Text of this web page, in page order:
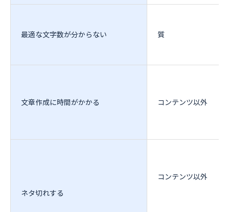
最適な文字数が分からない 質
文章作成に時間がかかる コンテンツ以外
ネタ切れする
コンテンツ以外